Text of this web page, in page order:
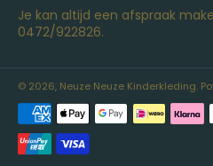
Je kan altijd een afspraak
0472/922826.
© 2026, Neuze Neuze Kinderkleding.
Betaalmethoden